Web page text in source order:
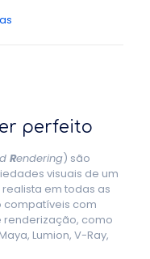
perfeito
Rendering) são
visuais de um
em todas as
compatíveis com
como
Lumion, V-Ray,